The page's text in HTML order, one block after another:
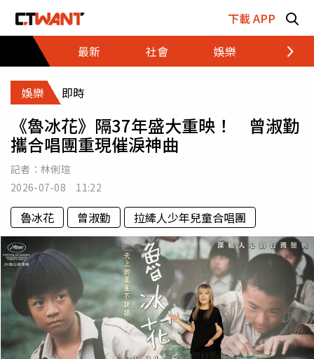
下載 APP
最新
社會 娛樂 財經
娛樂 即時
《魯冰花》隔37年盛大重映！ 曾淑勤
攜合唱團重現催淚神曲
記者： 林俐瑄
2026-07-08 11:22
魯冰花 曾淑勤 拉縴人少年兒童合唱團